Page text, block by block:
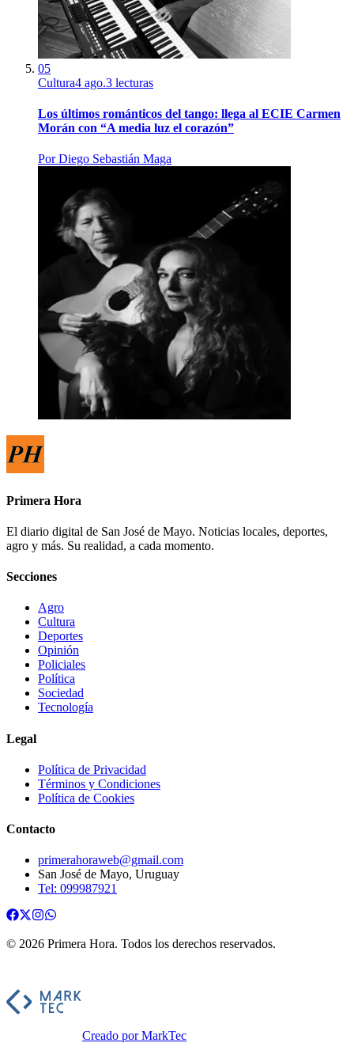
05
Cultura4 ago.3 lecturas
Los últimos románticos del tango: llega al ECIE Carmen
Morán con “A media luz el corazón”
PorDiego Sebastián Maga
Primera Hora
El diario digital de San José de Mayo. Noticias locales, deportes,
agro y más. Su realidad, a cada momento.
Secciones
Agro
Cultura
Deportes
Opinión
Policiales
Política
Sociedad
Tecnología
Legal
Política de Privacidad
Términos y Condiciones
Política de Cookies
Contacto
primerahoraweb@gmail.com
San José de Mayo, Uruguay
Tel: 099987921
© 2026 Primera Hora. Todos los derechos reservados.
Creado por MarkTec